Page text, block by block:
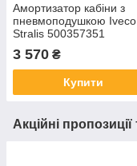
Амортизатор кабіни з
пневмоподушкою Iveco
Stralis 500357351
504084382 передній
амортизатор
3 570 ₴
Купити
Акційні